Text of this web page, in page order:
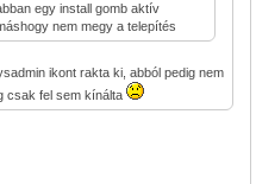
egy install gomb aktív
nem megy a telepítés
ikont rakta ki, abból pedig nem
csak fel sem kínálta